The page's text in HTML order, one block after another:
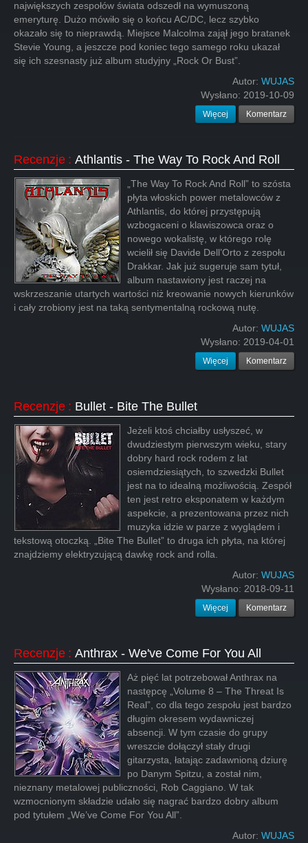
największych zespołów świata odszedł na wymuszoną
emeryturę. Dużo mówiło się o końcu AC/DC, lecz szybko
okazało się to nieprawdą. Miejsce Malcolma zajął jego bratanek
Stevie Young, a jeszcze pod koniec tego samego roku ukazał
się ich szesnasty już album studyjny „Rock Or Bust”.
Autor: WUJAS
Wysłano: 2019-10-09
Więcej Komentarz
Recenzje : Athlantis - The Way To Rock And Roll
„The Way To Rock And Roll” to szósta
płyta włoskich power metalowców z
Athlantis, do której przystępują
wzbogaceni o klawiszowca oraz o
nowego wokalistę, w którego rolę
wcielił się Davide Dell’Orto z zespołu
Drakkar. Jak już sugeruje sam tytuł,
album nastawiony jest raczej na
wskrzeszanie utartych wartości niż kreowanie nowych kierunków
i cały zrobiony jest na taką sentymentalną rockową nutę.
Autor: WUJAS
Wysłano: 2019-04-01
Więcej Komentarz
Recenzje : Bullet - Bite The Bullet
Jeżeli ktoś chciałby usłyszeć, w
dwudziestym pierwszym wieku, stary
dobry hard rock rodem z lat
osiemdziesiątych, to szwedzki Bullet
jest na to idealną możliwością. Zespół
ten jest retro eksponatem w każdym
aspekcie, a prezentowana przez nich
muzyka idzie w parze z wyglądem i
tekstową otoczką. „Bite The Bullet” to druga ich płyta, na której
znajdziemy elektryzującą dawkę rock and rolla.
Autor: WUJAS
Wysłano: 2018-09-11
Więcej Komentarz
Recenzje : Anthrax - We've Come For You All
Aż pięć lat potrzebował Anthrax na
następcę „Volume 8 – The Threat Is
Real”, co dla tego zespołu jest bardzo
długim okresem wydawniczej
absencji. W tym czasie do grupy
wreszcie dołączył stały drugi
gitarzysta, łatając zadawnioną dziurę
po Danym Spitzu, a został nim,
nieznany metalowej publiczności, Rob Caggiano. W tak
wzmocnionym składzie udało się nagrać bardzo dobry album
pod tytułem „We’ve Come For You All”.
Autor: WUJAS